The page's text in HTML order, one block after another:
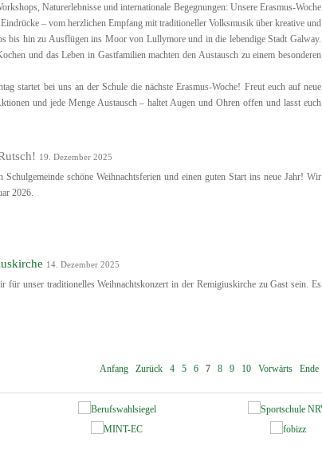
Naturerlebnisse und internationale Begegnungen: Unsere Erasmus-Woche
– vom herzlichen Empfang mit traditioneller Volksmusik über kreative und
bis hin zu Ausflügen ins Moor von Lullymore und in die lebendige Stadt Galway.
und das Leben in Gastfamilien machten den Austausch zu einem besonderen
startet bei uns an der Schule die nächste Erasmus-Woche! Freut euch auf neue
und jede Menge Austausch – haltet Augen und Ohren offen und lasst euch
19. Dezember 2025
Schulgemeinde schöne Weihnachtsferien und einen guten Start ins neue Jahr! Wir
2026.
14. Dezember 2025
für unser traditionelles Weihnachtskonzert in der Remigiuskirche zu Gast sein. Es
Anfang Zurück 4 5 6 7 8 9 10 Vorwärts Ende